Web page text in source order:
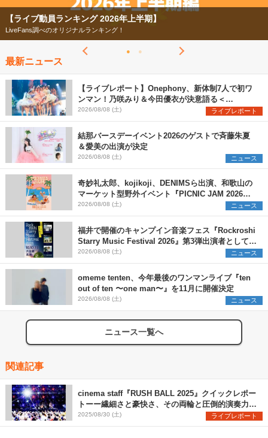
【ライブ動員ランキング 2026年上半期】
LiveFans調べのオリジナルランキング！
最新ニュース
【ライブレポート】Onephony、新体制7人で初ワ
ンマン！乃咲みり＆今田優衣が決意語る＜
Onephony新体制1st Oneman Live はじまりの夏
＞
2026/08/08 (土) ライブレポート
結那バースデーイベント2026のゲストで斉藤朱夏
＆愛美の出演が決定
2026/08/08 (土) ニュース
奇妙礼太郎、kojikoji、DENIMSら出演、和歌山の
マーケット型野外イベント『PICNIC JAM 2026』
早割チケット発売開始
2026/08/08 (土) ニュース
福井で開催のキャンプイン音楽フェス『Rockroshi
Starry Music Festival 2026』第3弾出演者として
SCOOBIE DO、かりゆし58、Reiを発表
2026/08/08 (土) ニュース
omeme tenten、今年最後のワンマンライブ『ten
out of ten 〜one man〜』を11月に開催決定
2026/08/08 (土) ニュース
ニュース一覧へ
関連記事
cinema staff『RUSH BALL 2025』クイックレポー
トーー繊細さと豪快さ、その両輪と圧倒的演奏力で
魅せた堂々のステージ
2025/08/30 (土) ライブレポート